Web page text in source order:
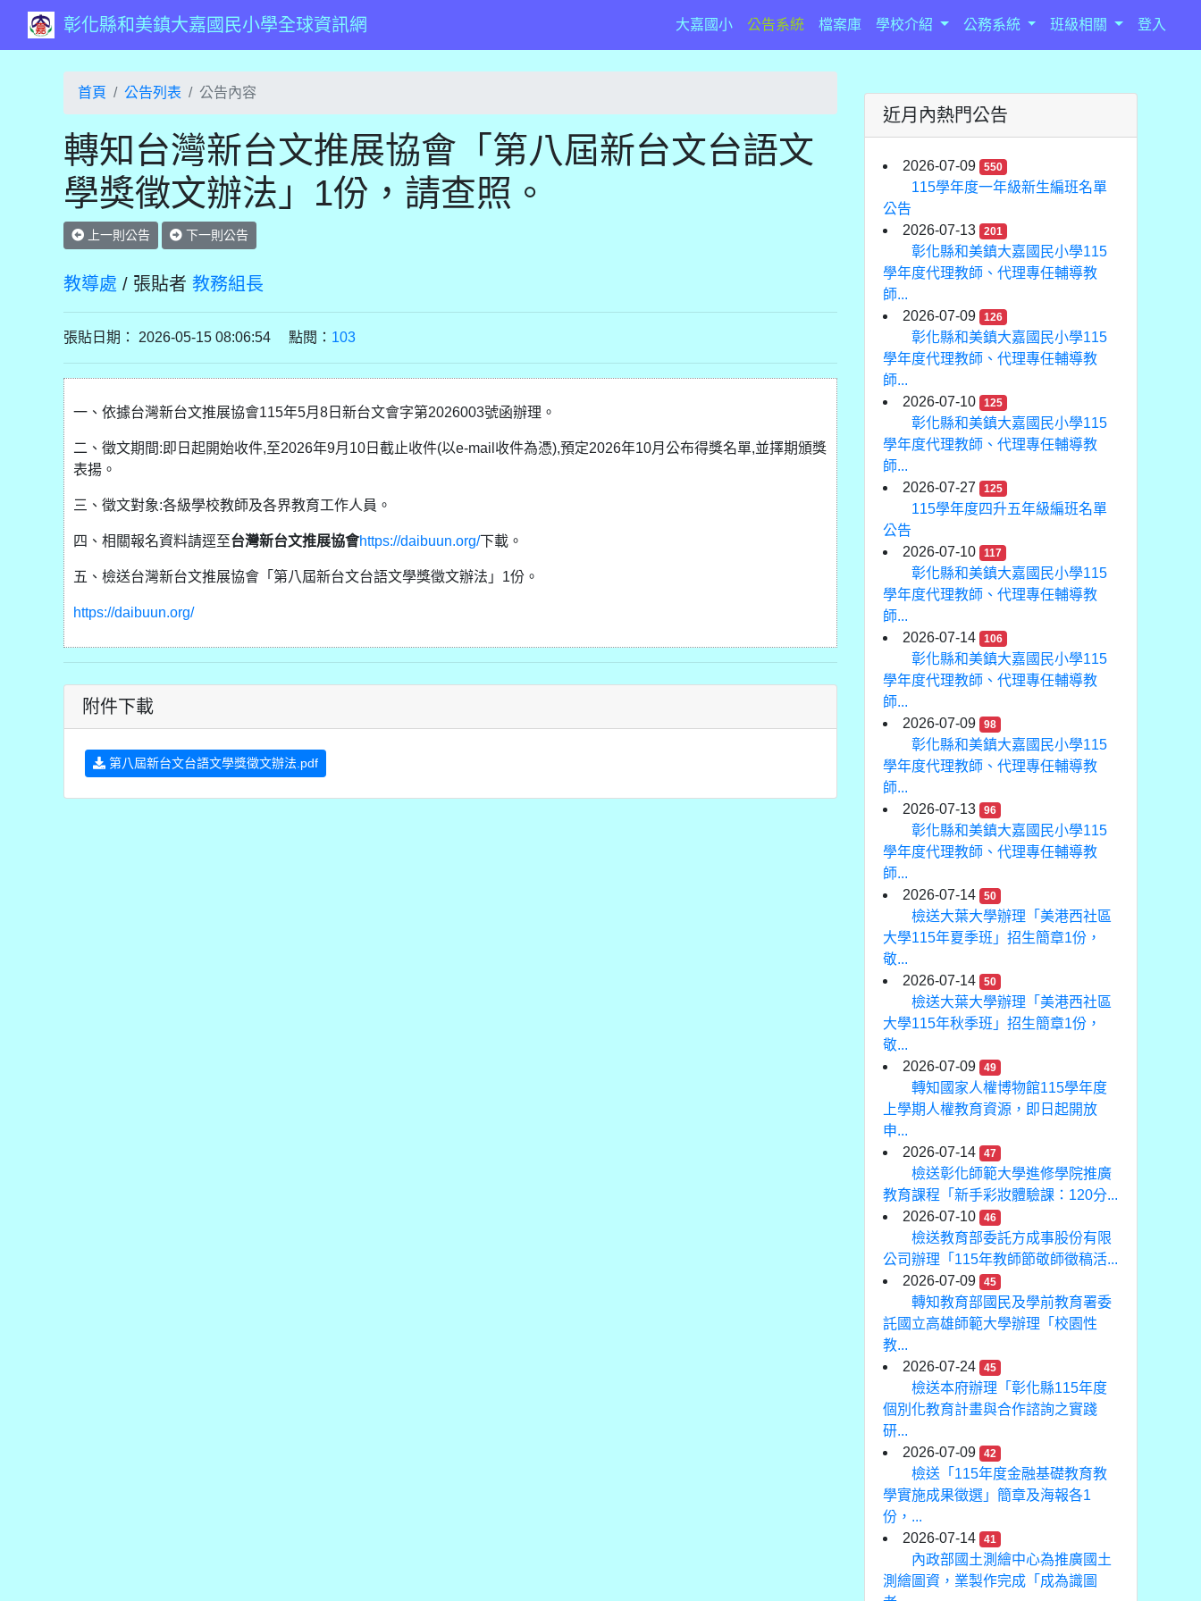
彰化縣和美鎮大嘉國民小學全球資訊網 大嘉國小(current)
公告系統 檔案庫 學校介紹 公務系統 班級相關 登入
首頁 公告列表 公告內容
轉知台灣新台文推展協會「第八屆新台文台語文
學獎徵文辦法」1份，請查照。
上一則公告 下一則公告
教導處 / 張貼者 教務組長
張貼日期： 2026-05-15 08:06:54 點閱： 103
一、依據台灣新台文推展協會115年5月8日新台文會字第2026003號函辦理。
二、徵文期間:即日起開始收件,至2026年9月10日截止收件(以e-mail收件為憑),預定2026年10月公布得獎名單,並擇期頒獎
表揚。
三、徵文對象:各級學校教師及各界教育工作人員。
四、相關報名資料請逕至台灣新台文推展協會https://daibuun.org/下載。
五、檢送台灣新台文推展協會「第八屆新台文台語文學獎徵文辦法」1份。
https://daibuun.org/
附件下載
第八屆新台文台語文學獎徵文辦法.pdf
近月內熱門公告
2026-07-09 550
115學年度一年級新生編班名單
公告
2026-07-13
201
彰化縣和美鎮大嘉國民小學115
學年度代理教師、代理專任輔導教
師...
2026-07-09
126
彰化縣和美鎮大嘉國民小學115
學年度代理教師、代理專任輔導教
師...
2026-07-10
125
彰化縣和美鎮大嘉國民小學115
學年度代理教師、代理專任輔導教
師...
2026-07-27
125
115學年度四升五年級編班名單
公告
2026-07-10
117
彰化縣和美鎮大嘉國民小學115
學年度代理教師、代理專任輔導教
師...
2026-07-14
106
彰化縣和美鎮大嘉國民小學115
學年度代理教師、代理專任輔導教
師...
2026-07-09
98
彰化縣和美鎮大嘉國民小學115
學年度代理教師、代理專任輔導教
師...
2026-07-13
96
彰化縣和美鎮大嘉國民小學115
學年度代理教師、代理專任輔導教
師...
2026-07-14
50
檢送大葉大學辦理「美港西社區
大學115年夏季班」招生簡章1份，
敬...
2026-07-14
50
檢送大葉大學辦理「美港西社區
大學115年秋季班」招生簡章1份，
敬...
2026-07-09
49
轉知國家人權博物館115學年度
上學期人權教育資源，即日起開放
申...
2026-07-14
47
檢送彰化師範大學進修學院推廣
教育課程「新手彩妝體驗課：120分...
2026-07-10
46
檢送教育部委託方成事股份有限
公司辦理「115年教師節敬師徵稿活...
2026-07-09
45
轉知教育部國民及學前教育署委
託國立高雄師範大學辦理「校園性
教...
2026-07-24
45
檢送本府辦理「彰化縣115年度
個別化教育計畫與合作諮詢之實踐
研...
2026-07-09
42
檢送「115年度金融基礎教育教
學實施成果徵選」簡章及海報各1
份，...
2026-07-14
41
內政部國土測繪中心為推廣國土
測繪圖資，業製作完成「成為識圖